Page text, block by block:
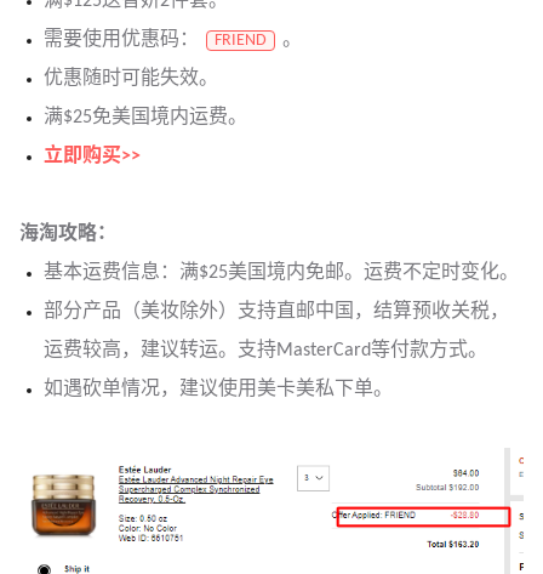
需要使用优惠码：
FRIEND
。
优惠随时可能失效。
满$25免美国境内运费。
立即购买>>
海淘攻略：
基本运费信息：满$25美国境内免邮。运费不定时变化。
部分产品（美妆除外）支持直邮中国，结算预收关税，
运费较高，建议转运。支持MasterCard等付款方式。
如遇砍单情况，建议使用美卡美私下单。